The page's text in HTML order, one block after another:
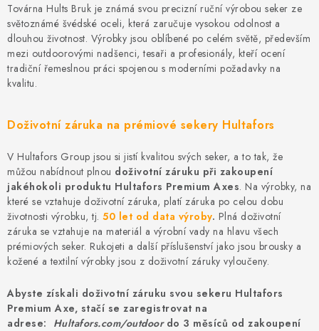
Továrna Hults Bruk je známá svou precizní ruční výrobou seker ze
světoznámé švédské oceli, která zaručuje vysokou odolnost a
dlouhou životnost. Výrobky jsou oblíbené po celém světě, především
mezi outdoorovými nadšenci, tesaři a profesionály, kteří ocení
tradiční řemeslnou práci spojenou s moderními požadavky na
kvalitu.
Doživotní záruka na prémiové sekery Hultafors
V Hultafors Group jsou si jistí kvalitou svých seker, a to tak, že
můžou nabídnout plnou doživotní záruku při zakoupení
jakéhokoli produktu Hultafors Premium Axes. Na výrobky, na
které se vztahuje doživotní záruka, platí záruka po celou dobu
životnosti výrobku, tj. 50 let od data výroby. Plná doživotní
záruka se vztahuje na materiál a výrobní vady na hlavu všech
prémiových seker. Rukojeti a další příslušenství jako jsou brousky a
kožené a textilní výrobky jsou z doživotní záruky vyloučeny.
Abyste získali doživotní záruku svou sekeru Hultafors
Premium Axe, stačí se zaregistrovat na
adrese: Hultafors.com/outdoor do 3 měsíců od zakoupení